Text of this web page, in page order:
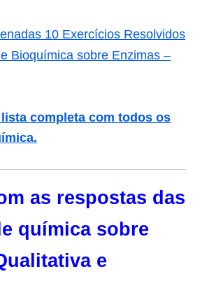
10 Exercícios Resolvidos
Bioquímica sobre Enzimas –
completa com todos os
as respostas das
química sobre
e